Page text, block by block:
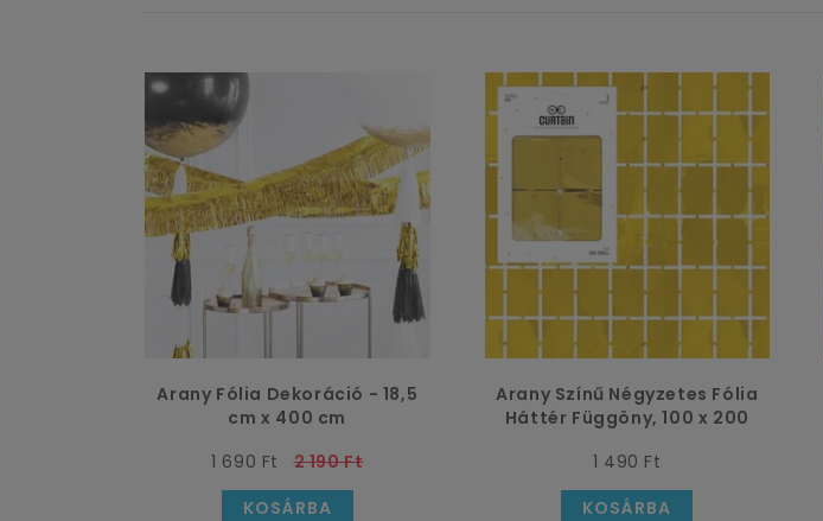
Arany Fólia Dekoráció - 18,5
cm x 400 cm
1 690 Ft
2 190 Ft
KOSÁRBA
Arany Színű Négyzetes Fólia
Háttér Függöny, 100 x 200
1 490 Ft
KOSÁRBA